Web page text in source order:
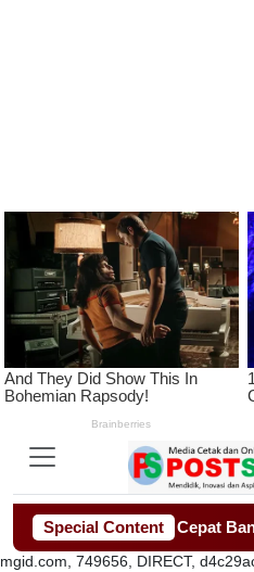
Special Content
Gerak Cepat Bangun
mgid.com, 749656, DIRECT,